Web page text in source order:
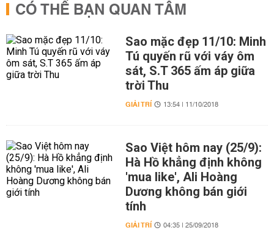
CÓ THỂ BẠN QUAN TÂM
Sao mặc đẹp 11/10: Minh
Tú quyến rũ với váy ôm
sát, S.T 365 ấm áp giữa
trời Thu
GIẢI TRÍ 13:54 | 11/10/2018
Sao Việt hôm nay (25/9):
Hà Hồ khẳng định không
'mua like', Ali Hoàng
Dương không bán giới
tính
GIẢI TRÍ 04:35 | 25/09/2018